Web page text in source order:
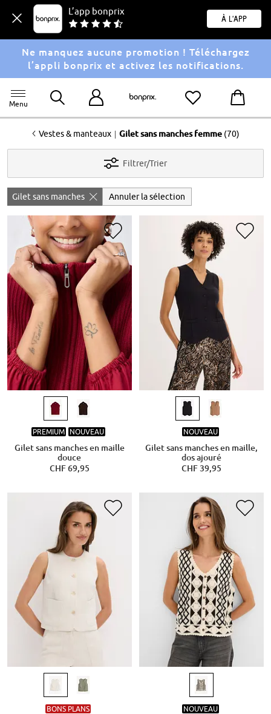
L’app bonprix
À l'app
Ne manquez aucune promotion ! Téléchargez
l’appli bonprix et activez les notifications.
Menu
<Vestes & manteaux | Gilet sans manches femme (70)
Filtrer/Trier
Gilet sans manches Annuler la sélection
PREMIUM NOUVEAU
Gilet sans manches en maille
douce
CHF 69,95
NOUVEAU
Gilet sans manches en maille,
dos ajouré
CHF 39,95
BONS PLANS NOUVEAU